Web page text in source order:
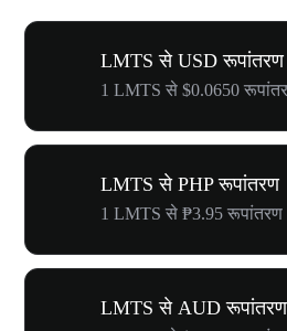
LMTS से USD रूपांतरण
1 LMTS से $0.0650
LMTS से PHP रूपांतरण
1 LMTS से ₱3.95 रूपांतरण
LMTS से AUD रूपांतरण